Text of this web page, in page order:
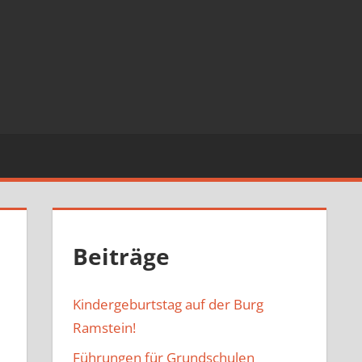
Beiträge
Kindergeburtstag auf der Burg
Ramstein!
Führungen für Grundschulen